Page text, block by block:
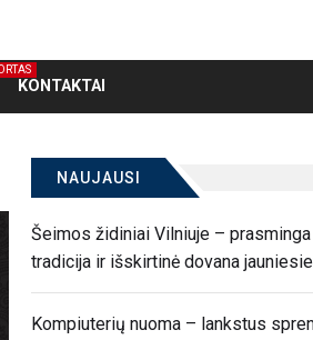
KONTAKTAI
NAUJAUSI
Šeimos židiniai Vilniuje –
tradicija ir išskirtinė dovana
Kompiuterių nuoma – lankstus